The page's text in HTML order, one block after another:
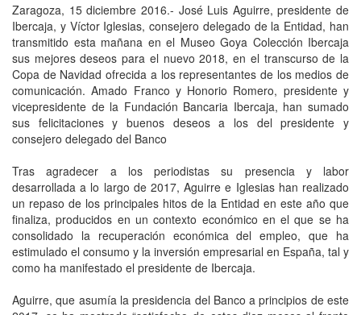
Zaragoza, 15 diciembre 2016.- José Luis Aguirre, presidente de
Ibercaja, y Víctor Iglesias, consejero delegado de la Entidad, han
transmitido esta mañana en el Museo Goya Colección Ibercaja
sus mejores deseos para el nuevo 2018, en el transcurso de la
Copa de Navidad ofrecida a los representantes de los medios de
comunicación. Amado Franco y Honorio Romero, presidente y
vicepresidente de la Fundación Bancaria Ibercaja, han sumado
sus felicitaciones y buenos deseos a los del presidente y
consejero delegado del Banco
Tras agradecer a los periodistas su presencia y labor
desarrollada a lo largo de 2017, Aguirre e Iglesias han realizado
un repaso de los principales hitos de la Entidad en este año que
finaliza, producidos en un contexto económico en el que se ha
consolidado la recuperación económica del empleo, que ha
estimulado el consumo y la inversión empresarial en España, tal y
como ha manifestado el presidente de Ibercaja.
Aguirre, que asumía la presidencia del Banco a principios de este